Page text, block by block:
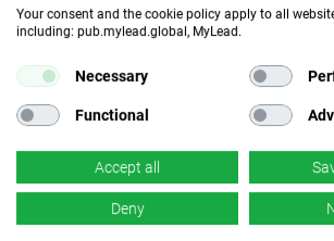
No Incent (le
pas le trafic motivé)
0.23 EUR
CR
Deeplink
Your consent and the cookie policy apply to all
including: pub.mylead.global, MyLead.
Necessary
Functional
Accept all
Deny